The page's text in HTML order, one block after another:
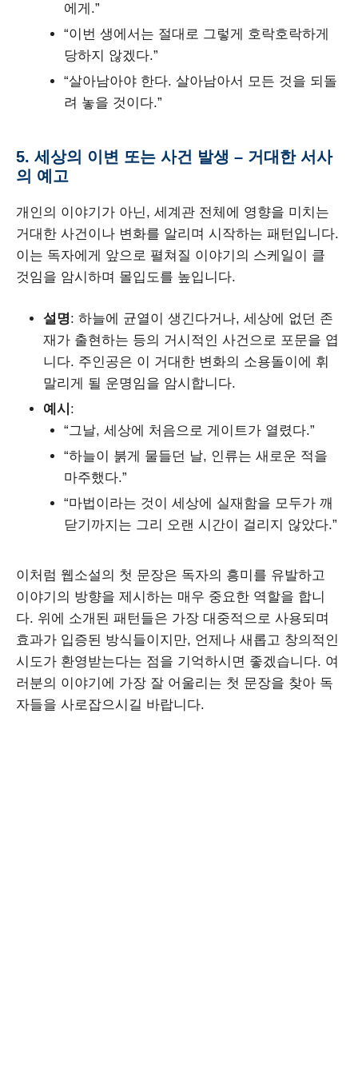
에게.”
“이번 생에서는 절대로 그렇게 호락호락하게
당하지 않겠다.”
“살아남아야 한다. 살아남아서 모든 것을 되돌
려 놓을 것이다.”
5. 세상의 이변 또는 사건 발생 – 거대한 서사
의 예고
개인의 이야기가 아닌, 세계관 전체에 영향을 미치는
거대한 사건이나 변화를 알리며 시작하는 패턴입니다.
이는 독자에게 앞으로 펼쳐질 이야기의 스케일이 클
것임을 암시하며 몰입도를 높입니다.
설명: 하늘에 균열이 생긴다거나, 세상에 없던 존
재가 출현하는 등의 거시적인 사건으로 포문을 엽
니다. 주인공은 이 거대한 변화의 소용돌이에 휘
말리게 될 운명임을 암시합니다.
예시 :
“그날, 세상에 처음으로 게이트가 열렸다.”
“하늘이 붉게 물들던 날, 인류는 새로운 적을
마주했다.”
“마법이라는 것이 세상에 실재함을 모두가 깨
닫기까지는 그리 오랜 시간이 걸리지 않았다.”
이처럼 웹소설의 첫 문장은 독자의 흥미를 유발하고
이야기의 방향을 제시하는 매우 중요한 역할을 합니
다. 위에 소개된 패턴들은 가장 대중적으로 사용되며
효과가 입증된 방식들이지만, 언제나 새롭고 창의적인
시도가 환영받는다는 점을 기억하시면 좋겠습니다. 여
러분의 이야기에 가장 잘 어울리는 첫 문장을 찾아 독
자들을 사로잡으시길 바랍니다.